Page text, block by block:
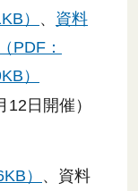
） 、 資料
PDF：
）
日開催）
）
、資料